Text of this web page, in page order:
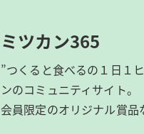
ミツカン365
”つくると食べるの１日１
ンのコミュニティサイト。
会員限定のオリジナル賞品